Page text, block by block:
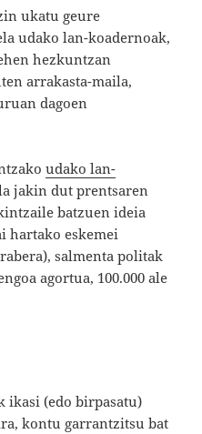
ukatu geure
udako lan-koadernoak,
hezkuntzan
arrakasta-maila,
dagoen
udako lan-
jakin dut prentsaren
batzuen ideia
hartako eskemei
salmenta politak
agortua, 100.000 ale
ikasi (edo birpasatu)
kontu garrantzitsu bat